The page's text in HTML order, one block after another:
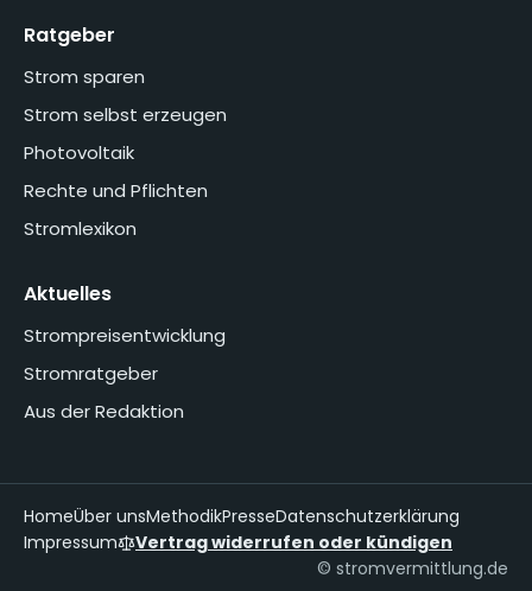
Ratgeber
Strom sparen
Strom selbst erzeugen
Photovoltaik
Rechte und Pflichten
Stromlexikon
Aktuelles
Strompreisentwicklung
Stromratgeber
Aus der Redaktion
HomeÜber unsMethodikPresseDatenschutzerklärung
Impressum
Vertrag widerrufen oder kündigen
© stromvermittlung.de